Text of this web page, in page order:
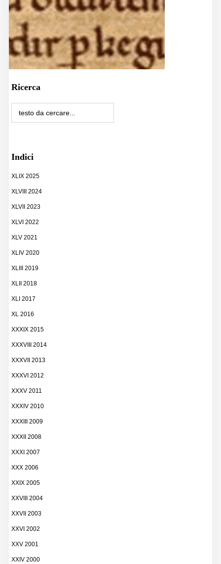
Ricerca
Indici
XLIX 2025
XLVIII 2024
XLVII 2023
XLVI 2022
XLV 2021
XLIV 2020
XLIII 2019
XLII 2018
XLI 2017
XL 2016
XXXIX 2015
XXXVIII 2014
XXXVII 2013
XXXVI 2012
XXXV 2011
XXXIV 2010
XXXIII 2009
XXXII 2008
XXXI 2007
XXX 2006
XXIX 2005
XXVIII 2004
XXVII 2003
XXVI 2002
XXV 2001
XXIV 2000